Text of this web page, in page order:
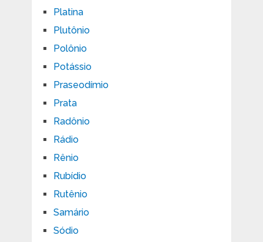
Platina
Plutônio
Polônio
Potássio
Praseodímio
Prata
Radônio
Rádio
Rênio
Rubídio
Rutênio
Samário
Sódio